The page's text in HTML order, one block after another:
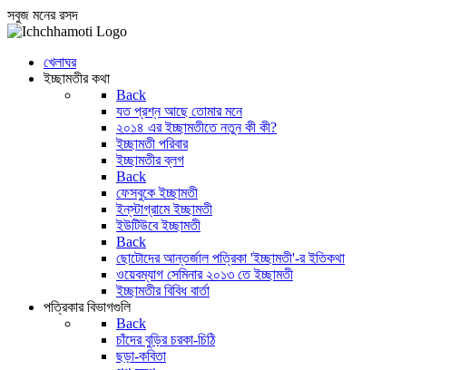
সবুজ মনের রসদ
খেলাঘর
ইচ্ছামতীর কথা
Back
যত প্রশ্ন আছে তোমার মনে
২০১৪ এর ইচ্ছামতীতে নতুন কী কী?
ইচ্ছামতী পরিবার
ইচ্ছামতীর ব্লগ
Back
ফেসবুকে ইচ্ছামতী
ইন্‌স্টাগ্রামে ইচ্ছামতী
ইউটিউবে ইচ্ছামতী
Back
ছোটোদের আন্তর্জাল পত্রিকা 'ইচ্ছামতী'-র ইতিকথা
ওয়েবম্যাগ সেমিনার ২০১৩ তে ইচ্ছামতী
ইচ্ছামতীর বিবিধ বার্তা
পত্রিকার বিভাগগুলি
Back
চাঁদের বুড়ির চরকা-চিঠি
ছড়া-কবিতা